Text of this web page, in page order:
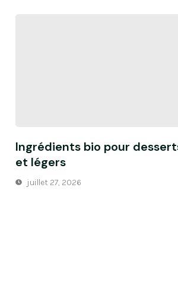
Ingrédients bio pour
et légers
juillet 27, 2026